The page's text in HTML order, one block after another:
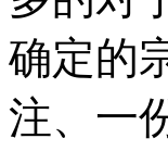
确定的
注、一